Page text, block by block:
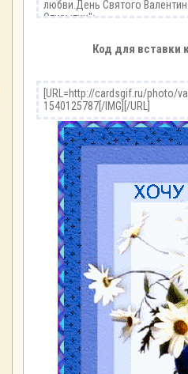
Код для вставки